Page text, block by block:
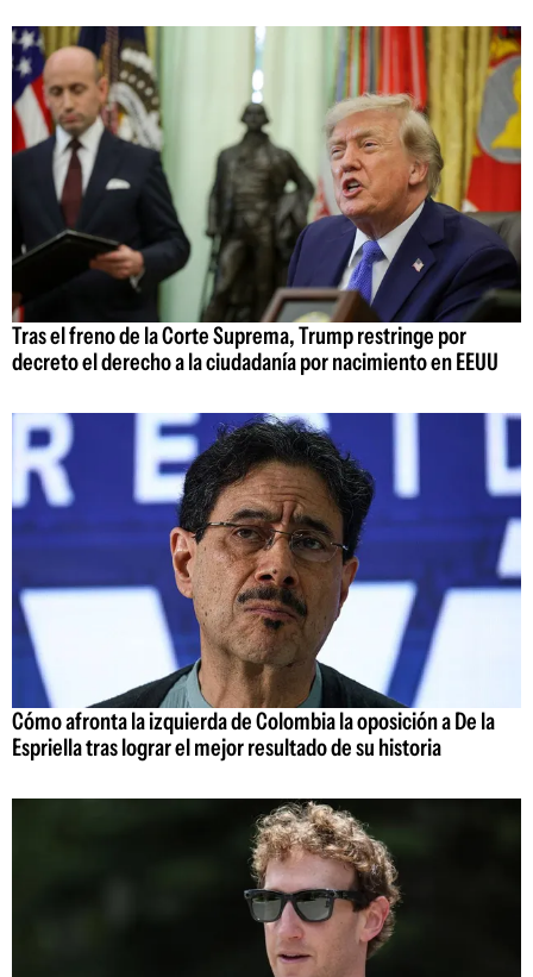
Tras el freno de la Corte Suprema, Trump restringe por
decreto el derecho a la ciudadanía por nacimiento en EEUU
Cómo afronta la izquierda de Colombia la oposición a De la
Espriella tras lograr el mejor resultado de su historia